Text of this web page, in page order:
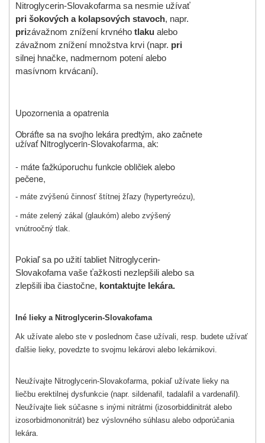
Nitroglycerin-Slovakofarma sa nesmie užívať
pri šokových a kolapsových stavoch, napr.
prizávažnom znížení krvného tlaku alebo
závažnom znížení množstva krvi (napr. pri
silnej hnačke, nadmernom potení alebo
masívnom krvácaní).
Upozornenia a opatrenia
Obráťte sa na svojho lekára predtým, ako začnete
užívať Nitroglycerin-Slovakofarma, ak:
- máte ťažkúporuchu funkcie obličiek alebo
pečene,
- máte zvýšenú činnosť štítnej žľazy (hypertyreózu),
- máte zelený zákal (glaukóm) alebo zvýšený
vnútroočný tlak.
Pokiaľ sa po užití tabliet Nitroglycerin-
Slovakofama vaše ťažkosti nezlepšili alebo sa
zlepšili iba čiastočne, kontaktujte lekára.
Iné lieky a Nitroglycerin-Slovakofama
Ak užívate alebo ste v poslednom čase užívali, resp. budete užívať
ďalšie lieky, povedzte to svojmu lekárovi alebo lekárnikovi.
Neužívajte Nitroglycerin-Slovakofarma, pokiaľ užívate lieky na
liečbu erektilnej dysfunkcie (napr. sildenafil, tadalafil a vardenafil).
Neužívajte liek súčasne s inými nitrátmi (izosorbiddinitrát alebo
izosorbidmononitrát) bez výslovného súhlasu alebo odporúčania
lekára.